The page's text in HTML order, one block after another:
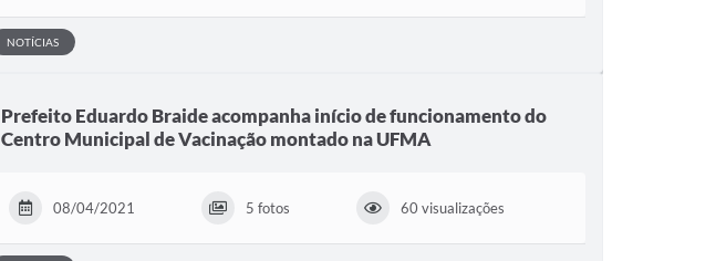
NOTÍCIAS
Prefeito Eduardo Braide acompanha início de funcionamento do
Centro Municipal de Vacinação montado na UFMA
08/04/2021 5 fotos 60 visualizações